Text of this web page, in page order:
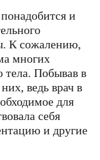
и
К сожалению,
многих
Побывав в
ведь врач в
для
себя
и другие